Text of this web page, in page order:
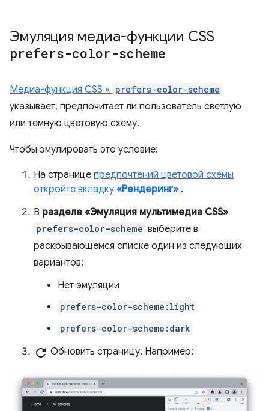
Эмуляция медиа-функции CSS
prefers-color-scheme
Медиа-функция CSS « prefers-color-scheme
указывает, предпочитает ли пользователь светлую
или темную цветовую схему.
Чтобы эмулировать это условие:
На странице предпочтений цветовой схемы
откройте вкладку «Рендеринг» .
В разделе «Эмуляция мультимедиа CSS»
prefers-color-scheme выберите в
раскрывающемся списке один из следующих
вариантов:
Нет эмуляции
prefers-color-scheme:light
prefers-color-scheme:dark
refresh Обновить страницу. Например: